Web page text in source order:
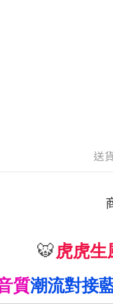
送
🐯虎虎生
質潮流對接